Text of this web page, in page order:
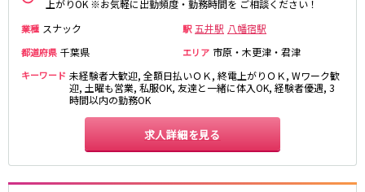
上がりOK ※お気軽に出勤頻度・勤務時間を ご相談ください！
業種 スナック 駅 五井駅 八幡宿駅
都道府県 千葉県 エリア 市原・木更津・君津
キーワード 未経験者大歓迎, 全額日払いＯＫ, 終電上がりＯＫ, Wワーク歓
迎, 土曜も営業, 私服OK, 友達と一緒に体入OK, 経験者優遇, 3
時間以内の勤務OK
求人詳細を見る
新井薬師前駅
JR根岸線
関内駅
横浜駅
桜木町駅
大船駅
池袋駅
練馬駅
所沢駅
ひばりヶ丘駅